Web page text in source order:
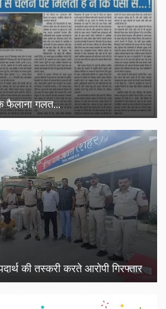
गलत...
की तस्करी करते आरोपी गिरफ्तार